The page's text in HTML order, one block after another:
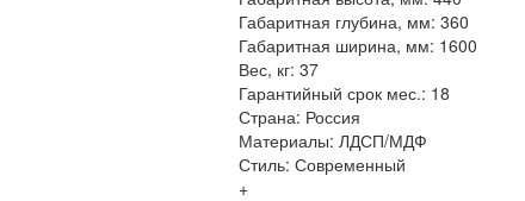
Габаритная глубина, мм: 360
Габаритная ширина, мм: 1600
Вес, кг: 37
Гарантийный срок мес.: 18
Страна: Россия
Материалы: ЛДСП/МДФ
Стиль: Современный
+